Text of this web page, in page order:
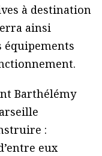
à destination
ainsi
équipements
Barthélémy
:
eux